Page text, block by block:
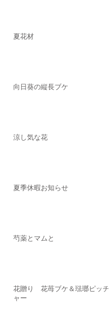
夏花材
向日葵の縦長ブケ
涼し気な花
夏季休暇お知らせ
芍薬とマムと
花贈り 花苺ブケ＆琺瑯ピッチ
ャー